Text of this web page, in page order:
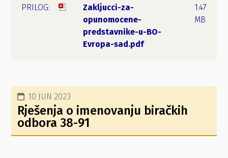
Zakljucci-za-
opunomocene-
predstavnike-u-BO-
Evropa-sad.pdf
1.47
MB
10 JUN 2023
Rješenja o imenovanju biračkih
odbora 38-91